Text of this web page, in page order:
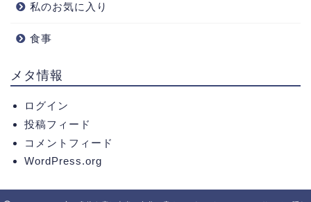
私のお気に入り
食事
メタ情報
ログイン
投稿フィード
コメントフィード
WordPress.org